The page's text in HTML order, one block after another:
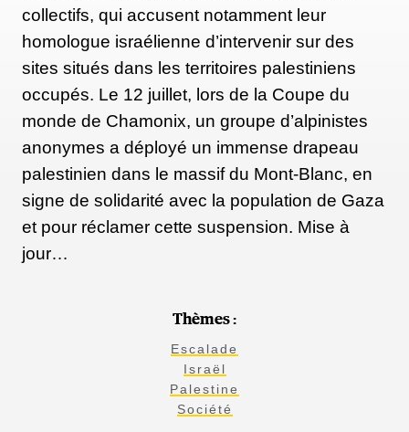
collectifs, qui accusent notamment leur
homologue israélienne d’intervenir sur des
sites situés dans les territoires palestiniens
occupés. Le 12 juillet, lors de la Coupe du
monde de Chamonix, un groupe d’alpinistes
anonymes a déployé un immense drapeau
palestinien dans le massif du Mont-Blanc, en
signe de solidarité avec la population de Gaza
et pour réclamer cette suspension. Mise à
jour…
Thèmes :
Escalade
Israël
Palestine
Société